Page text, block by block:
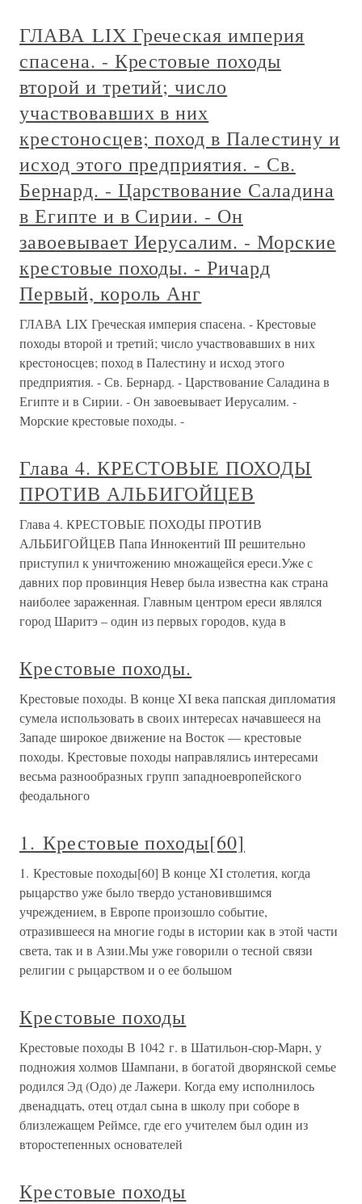
ГЛАВА LIX Греческая империя
спасена. - Крестовые походы
второй и третий; число
участвовавших в них
крестоносцев; поход в Палестину и
исход этого предприятия. - Св.
Бернард. - Царствование Саладина
в Египте и в Сирии. - Он
завоевывает Иерусалим. - Морские
крестовые походы. - Ричард
Первый, король Анг
ГЛАВА LIX Греческая империя спасена. - Крестовые
походы второй и третий; число участвовавших в них
крестоносцев; поход в Палестину и исход этого
предприятия. - Св. Бернард. - Царствование Саладина в
Египте и в Сирии. - Он завоевывает Иерусалим. -
Морские крестовые походы. -
Глава 4. КРЕСТОВЫЕ ПОХОДЫ
ПРОТИВ АЛЬБИГОЙЦЕВ
Глава 4. КРЕСТОВЫЕ ПОХОДЫ ПРОТИВ
АЛЬБИГОЙЦЕВ Папа Иннокентий III решительно
приступил к уничтожению множащейся ереси.Уже с
давних пор провинция Невер была известна как страна
наиболее зараженная. Главным центром ереси являлся
город Шаритэ – один из первых городов, куда в
Крестовые походы.
Крестовые походы. В конце XI века папская дипломатия
сумела использовать в своих интересах начавшееся на
Западе широкое движение на Восток — крестовые
походы. Крестовые походы направлялись интересами
весьма разнообразных групп западноевропейского
феодального
1. Крестовые походы[60]
1. Крестовые походы[60] В конце XI столетия, когда
рыцарство уже было твердо установившимся
учреждением, в Европе произошло событие,
отразившееся на многие годы в истории как в этой части
света, так и в Азии.Мы уже говорили о тесной связи
религии с рыцарством и о ее большом
Крестовые походы
Крестовые походы В 1042 г. в Шатильон-сюр-Марн, у
подножия холмов Шампани, в богатой дворянской семье
родился Эд (Одо) де Лажери. Когда ему исполнилось
двенадцать, отец отдал сына в школу при соборе в
близлежащем Реймсе, где его учителем был один из
второстепенных основателей
Крестовые походы